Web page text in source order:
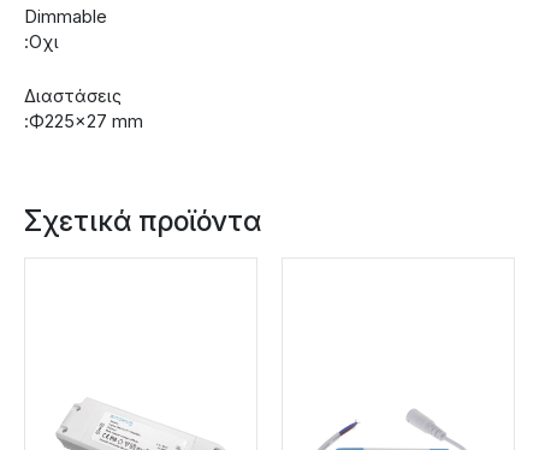
Dimmable
:Οχι
Διαστάσεις
:Ф225×27 mm
Σχετικά προϊόντα